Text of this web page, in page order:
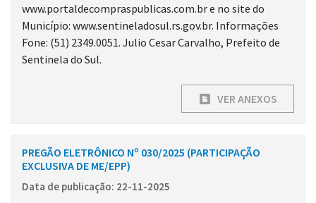
www.portaldecompraspublicas.com.br e no site do
Município: www.sentineladosul.rs.gov.br. Informações
Fone: (51) 2349.0051. Julio Cesar Carvalho, Prefeito de
Sentinela do Sul.
VER ANEXOS
PREGÃO ELETRÔNICO Nº 030/2025 (PARTICIPAÇÃO
EXCLUSIVA DE ME/EPP)
Data de publicação: 22-11-2025